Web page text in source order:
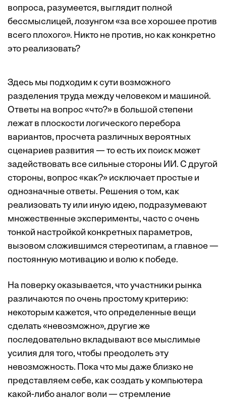
вопроса, разумеется, выглядит полной
бессмыслицей, лозунгом «за все хорошее против
всего плохого». Никто не против, но как конкретно
это реализовать?
Здесь мы подходим к сути возможного
разделения труда между человеком и машиной.
Ответы на вопрос «что?» в большой степени
лежат в плоскости логического перебора
вариантов, просчета различных вероятных
сценариев развития — то есть их поиск может
задействовать все сильные стороны ИИ. С другой
стороны, вопрос «как?» исключает простые и
однозначные ответы. Решения о том, как
реализовать ту или иную идею, подразумевают
множественные эксперименты, часто с очень
тонкой настройкой конкретных параметров,
вызовом сложившимся стереотипам, а главное —
постоянную мотивацию и волю к победе.
На поверку оказывается, что участники рынка
различаются по очень простому критерию:
некоторым кажется, что определенные вещи
сделать «невозможно», другие же
последовательно вкладывают все мыслимые
усилия для того, чтобы преодолеть эту
невозможность. Пока что мы даже близко не
представляем себе, как создать у компьютера
какой-либо аналог воли — стремление